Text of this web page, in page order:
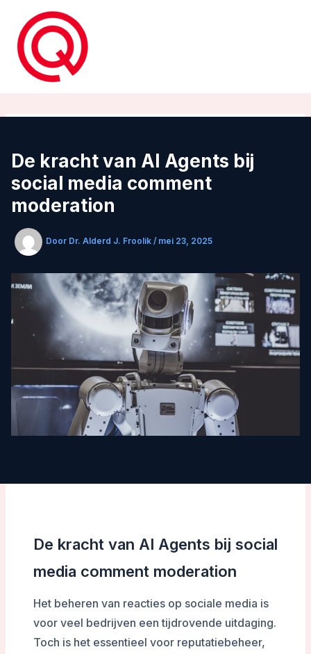
inhoud
De kracht van AI Agents bij
social media comment
moderation
Door Dr. Alderd J. Froolik / mei 23, 2025
De kracht van AI Agents bij social
media comment moderation
Het beheren van reacties op sociale media is
voor veel bedrijven een tijdrovende uitdaging.
Toch is het essentieel voor reputatiebeheer,